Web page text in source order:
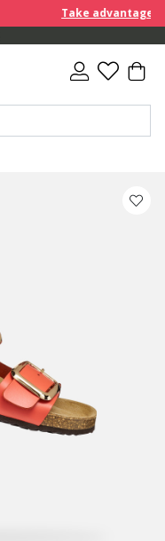
Take advantage of an